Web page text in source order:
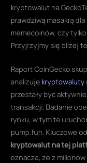
kryptowalut na
prawdziwą masakrą
memecoinów, czy
Przyjrzyjmy się bliżej
Raport CoinGecko
analizuje kryptowaluty
przestały być
transakcji. Badanie
rynku, w tym te
pump.fun. Kluczowe
kryptowalut na tej
oznacza, że z